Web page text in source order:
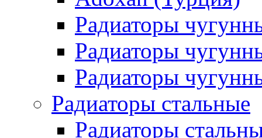
Радиаторы
Радиаторы
Радиаторы
Радиаторы стальные
Радиаторы